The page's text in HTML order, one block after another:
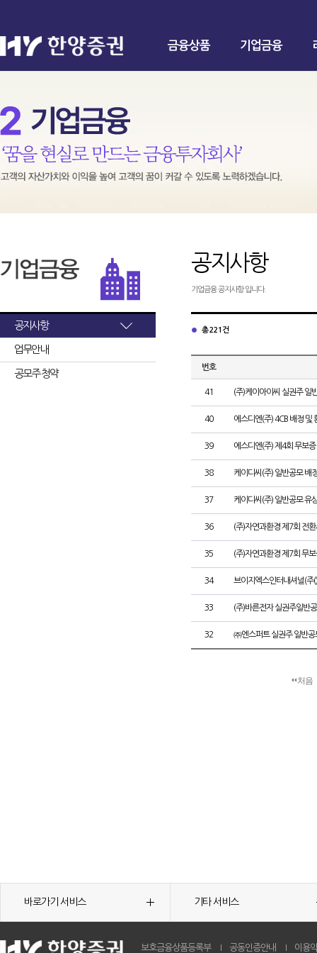
금융상품 기업금융
공지사항
업무안내
공모주 청약
공지사항
기업금융 공지사항 입니다.
총 221건
번호
41 (주)케이아이씨 실권주 일
40 에스디엔(주) 4CB 배정 및
39 에스디엔(주) 제4회 무보
38 케이디씨(주) 일반공모 배
37 케이디씨(주) 일반공모 유
36 (주)자연과환경 제7회 전
35 (주)자연과환경 제7회 무
34 브이지엑스인터내셔널(주
33 (주)바른전자 실권주일반
32 ㈜엔스퍼트 실권주 일반공
처음
바로가기 서비스 기타 서비스
보호금융상품등록부 공동인증안내 이용